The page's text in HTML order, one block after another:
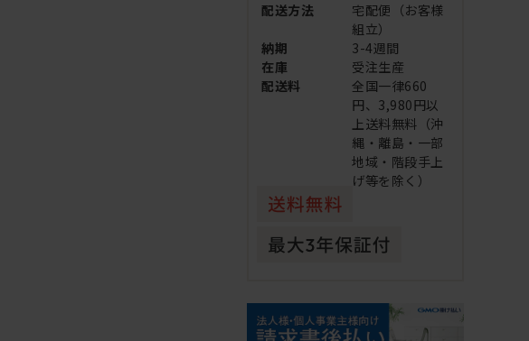
配送方法
宅配便（お客様
組立）
納期
3-4週間
在庫
受注生産
配送料
全国一律660
円、3,980円以
上送料無料（沖
縄・離島・一部
地域・階段手上
げ等を除く）